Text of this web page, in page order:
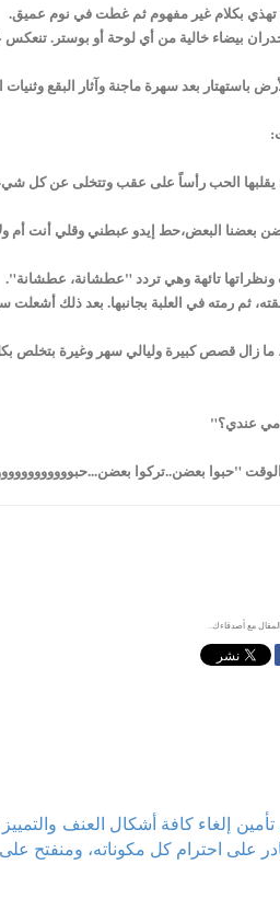
تهذي بكلام غير مفهوم ثم غطت في نوم عميق.
بيضاء خالية من أي لوحة أو بوستر.
بعد سهرة ماجنة وآثار البقع
يقلبها الحب رأساً على عقب وتتخلى عن كل
البعض،حط إيدو عبطني وقلي أنت أم
ونظراتها تائهة وهي تردد "عطشانة، عطشانة".
ثم رمته في العلبة بجانبها. بعد ذلك
زال قصص كبيرة وليالي سهر وغيرة بتخلص
عندي؟"
"حبوا بعضن..تركوا
مع أصدقاءك..
إلغاء كافة أشكال العنف
احترام كل مكوناته، ومنفتح